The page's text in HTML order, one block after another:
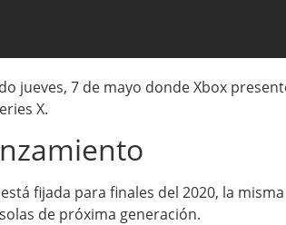
jueves, 7 de mayo donde Xbox
X.
fijada para finales del 2020, la
de próxima generación.